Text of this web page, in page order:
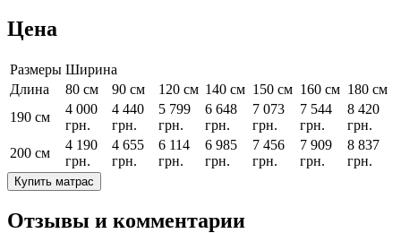
Цена
Размеры Ширина
Длина
80 см 90 см 120 см 140 см 150 см 160 см 180 см
190 см
4 000
грн.
4 440
грн.
5 799
грн.
6 648
грн.
7 073
грн.
7 544
грн.
8 420
грн.
200 см
4 190
грн.
4 655
грн.
6 114
грн.
6 985
грн.
7 456
грн.
7 909
грн.
8 837
грн.
Купить матрас
Отзывы и комментарии